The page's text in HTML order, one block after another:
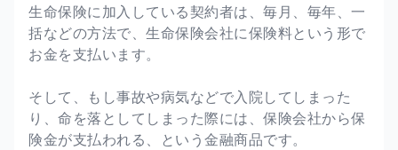
生命保険に加入している契約者は、毎月、毎年、一
括などの方法で、生命保険会社に保険料という形で
お金を支払います。
そして、もし事故や病気などで入院してしまった
り、命を落としてしまった際には、保険会社から保
険金が支払われる、という金融商品です。